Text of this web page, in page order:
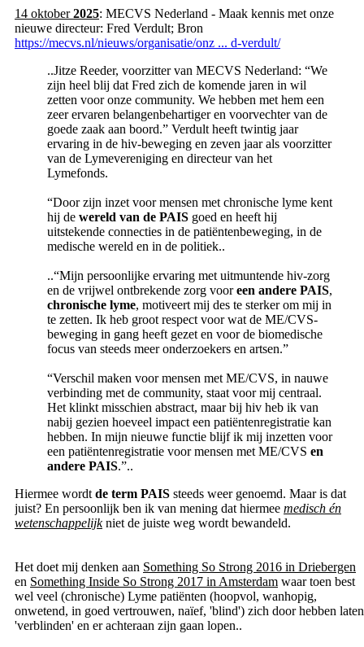
14 oktober2025: MECVS Nederland - Maak kennis met onze
nieuwe directeur: Fred Verdult; Bron
https://mecvs.nl/nieuws/organisatie/onz ... d-verdult/
..Jitze Reeder, voorzitter van MECVS Nederland: “We
zijn heel blij dat Fred zich de komende jaren in wil
zetten voor onze community. We hebben met hem een
zeer ervaren belangenbehartiger en voorvechter van de
goede zaak aan boord.” Verdult heeft twintig jaar
ervaring in de hiv-beweging en zeven jaar als voorzitter
van de Lymevereniging en directeur van het
Lymefonds.
“Door zijn inzet voor mensen met chronische lyme kent
hij de wereld van de PAIS goed en heeft hij
uitstekende connecties in de patiëntenbeweging, in de
medische wereld en in de politiek..
..“Mijn persoonlijke ervaring met uitmuntende hiv-zorg
en de vrijwel ontbrekende zorg vooreen andere PAIS,
chronische lyme, motiveert mij des te sterker om mij in
te zetten. Ik heb groot respect voor wat de ME/CVS-
beweging in gang heeft gezet en voor de biomedische
focus van steeds meer onderzoekers en artsen.”
“Verschil maken voor mensen met ME/CVS, in nauwe
verbinding met de community, staat voor mij centraal.
Het klinkt misschien abstract, maar bij hiv heb ik van
nabij gezien hoeveel impact een patiëntenregistratie kan
hebben. In mijn nieuwe functie blijf ik mij inzetten voor
een patiëntenregistratie voor mensen met ME/CVS en
andere PAIS.”..
Hiermee wordt de term PAIS steeds weer genoemd. Maar is dat
juist? En persoonlijk ben ik van mening dat hiermee medisch én
wetenschappelijkniet de juiste weg wordt bewandeld.
Het doet mij denken aan Something So Strong 2016 in Driebergen
en Something Inside So Strong 2017 in Amsterdam waar toen best
wel veel (chronische) Lyme patiënten (hoopvol, wanhopig,
onwetend, in goed vertrouwen, naïef, 'blind') zich door hebben laten
'verblinden' en er achteraan zijn gaan lopen..